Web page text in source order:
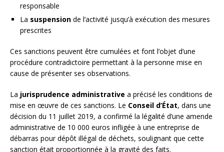
responsable
La suspension de l’activité jusqu’à exécution des mesures
prescrites
Ces sanctions peuvent être cumulées et font l’objet d’une
procédure contradictoire permettant à la personne mise en
cause de présenter ses observations.
La jurisprudence administrative a précisé les conditions de
mise en œuvre de ces sanctions. Le Conseil d’État, dans une
décision du 11 juillet 2019, a confirmé la légalité d’une amende
administrative de 10 000 euros infligée à une entreprise de
débarras pour dépôt illégal de déchets, soulignant que cette
sanction était proportionnée à la gravité des faits.